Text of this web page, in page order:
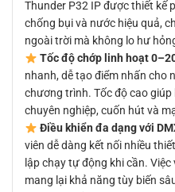
Thunder P32 IP được thiết kế
chống bụi và nước hiệu quả,
ngoài trời mà không lo hư
Tốc độ chớp linh hoạt
nhanh, dễ tạo điểm nhấn cho
chương trình. Tốc độ cao
chuyên nghiệp, cuốn hút và
Điều khiển đa dạng với
viên dễ dàng kết nối nhiều
lập chạy tự động khi cần.
mang lại khả năng tùy biến